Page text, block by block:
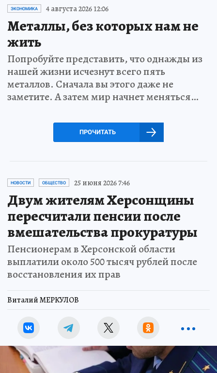
ЭКОНОМИКА 4 августа 2026 12:06
Металлы, без которых нам не
жить
Попробуйте представить, что однажды из
нашей жизни исчезнут всего пять
металлов. Сначала вы этого даже не
заметите. А затем мир начнет меняться…
ПРОЧИТАТЬ
НОВОСТИ ОБЩЕСТВО 25 июня 2026 7:46
Двум жителям Херсонщины
пересчитали пенсии после
вмешательства прокуратуры
Пенсионерам в Херсонской области
выплатили около 500 тысяч рублей после
восстановления их прав
Виталий МЕРКУЛОВ